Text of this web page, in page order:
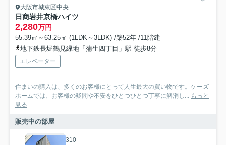
大阪市城東区中央
日商岩井京橋ハイツ
2,280万円
55.39㎡～63.25㎡ (1LDK～3LDK) /築52年 /11階建
地下鉄長堀鶴見緑地「蒲生四丁目」駅 徒歩8分
エレベーター
住まいの購入は、多くのお客様にとって人生最大の買い物です。ケーズ
ホームでは、お客様の疑問や不安をひとつひとつ丁寧に解消し... もっと
見る
販売中の部屋
310